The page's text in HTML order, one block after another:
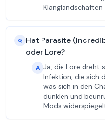
Klanglandschaften
Q Hat Parasite
oder Lore?
A Ja, die Lore dreht
Infektion, die sich
was sich in den
dunklen und
Mods